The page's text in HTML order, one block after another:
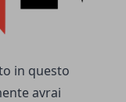
in questo
avrai